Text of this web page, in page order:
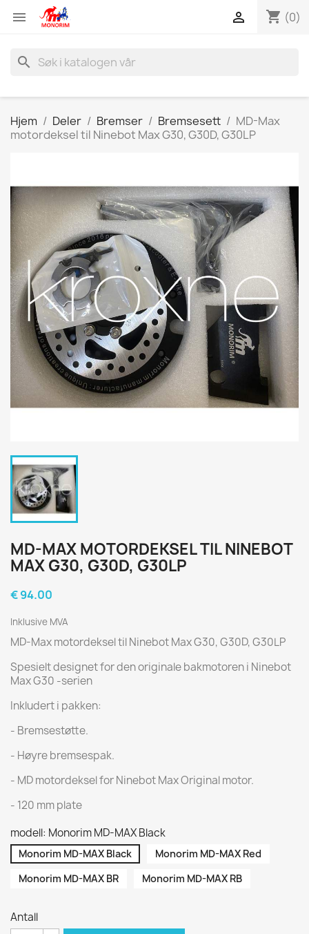
 shopping_cart (0)

search
Hjem Deler Bremser Bremsesett
MD-Max
motordeksel til Ninebot Max G30, G30D, G30LP
MD-MAX MOTORDEKSEL TIL NINEBOT
MAX G30, G30D, G30LP
€ 94.00
Inklusive MVA
MD-Max motordeksel til Ninebot Max G30, G30D, G30LP
Spesielt designet for den originale bakmotoren i Ninebot
Max G30 -serien
Inkludert i pakken:
- Bremsestøtte.
- Høyre bremsespak.
- MD motordeksel for Ninebot Max Original motor.
- 120 mm plate
modell: Monorim MD-MAX Black
Monorim MD-MAX Black
Monorim MD-MAX Red
Monorim MD-MAX BR
Monorim MD-MAX RB
Antall